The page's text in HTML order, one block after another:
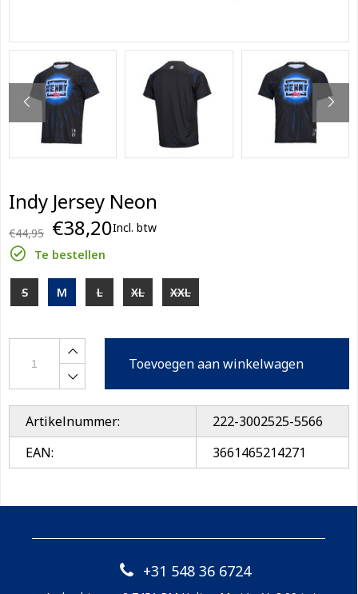
Indy Jersey Neon
€44,95 €38,20Incl. btw
Te bestellen
S M L XL XXL
Toevoegen aan winkelwagen
Artikelnummer:
222-3002525-5566
EAN:
3661465214271
+31 548 36 6724